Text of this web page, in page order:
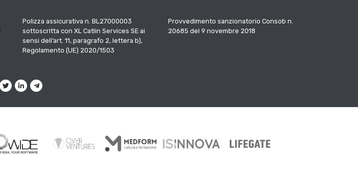
Polizza assicurativa n. BL27000003
sottoscritta con XL Catlin Services SE ai
sensi dell’art. 11, paragrafo 2, lettera b),
Regolamento (UE) 2020/1503
Provvedimento sanzionatorio Consob n.
20685 del 9 novembre 2018